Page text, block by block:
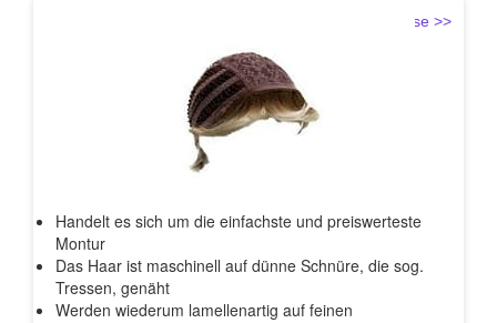
Tresse >>
Handelt es sich um die einfachste und preiswerteste
Montur
Das Haar ist maschinell auf dünne Schnüre, die sog.
Tressen, genäht
Werden wiederum lamellenartig auf feinen